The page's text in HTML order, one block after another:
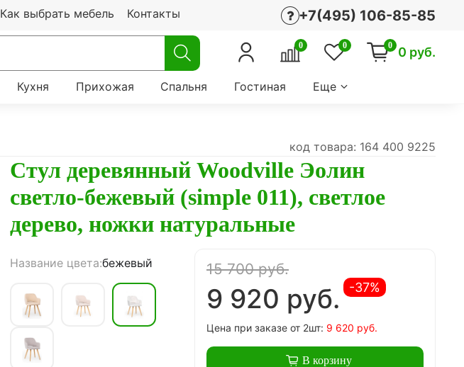
Как выбрать мебель Контакты +7(495) 106-85-85
0 0 0 0 руб.
Кухня Прихожая Спальня Гостиная Еще
Стул деревянный Woodville Эолин
светло-бежевый (simple 011), светлое
дерево, ножки натуральные
код товара: 164 400 9225
Название цвета:бежевый 15 700 руб.
9 920 руб. -37%
Цена при заказе от 2шт: 9 620 руб.
В корзину